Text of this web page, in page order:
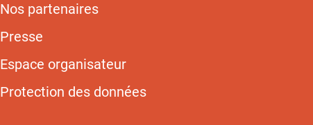
Nos partenaires
Presse
Espace organisateur
Protection des données